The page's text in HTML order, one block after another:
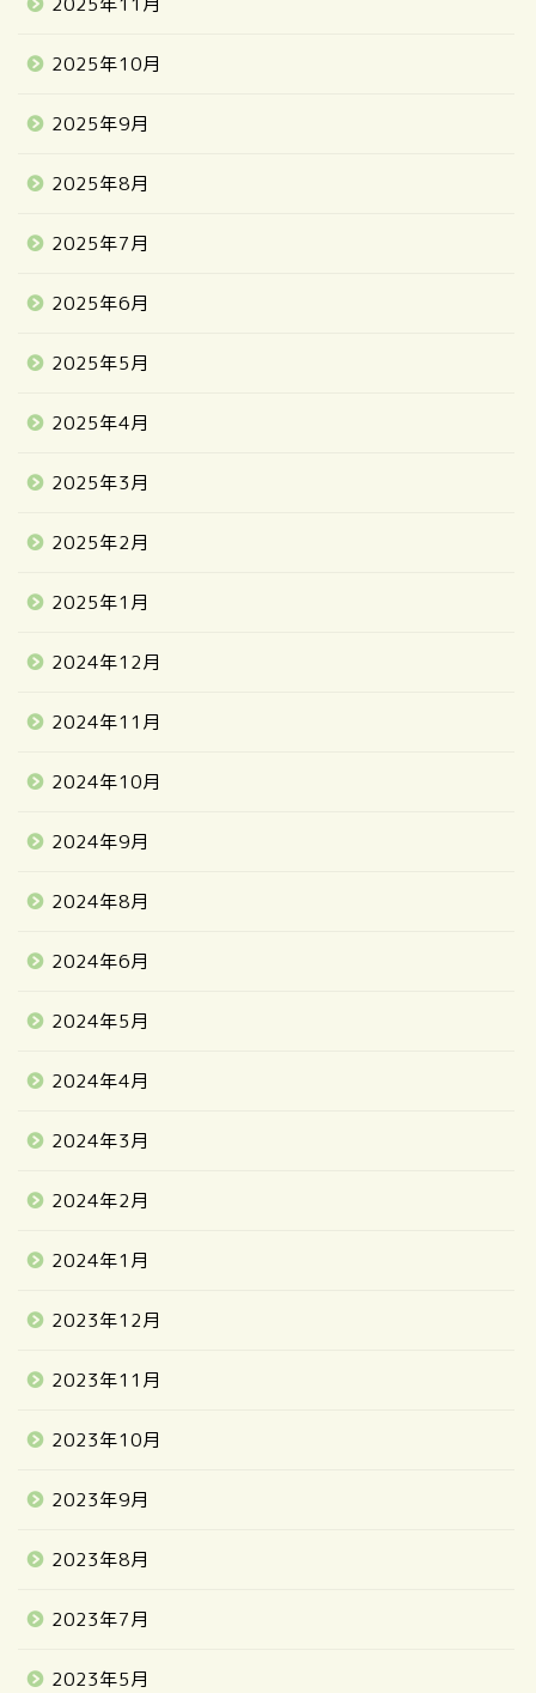
2025年10月
2025年9月
2025年8月
2025年7月
2025年6月
2025年5月
2025年4月
2025年3月
2025年2月
2025年1月
2024年12月
2024年11月
2024年10月
2024年9月
2024年8月
2024年6月
2024年5月
2024年4月
2024年3月
2024年2月
2024年1月
2023年12月
2023年11月
2023年10月
2023年9月
2023年8月
2023年7月
2023年5月